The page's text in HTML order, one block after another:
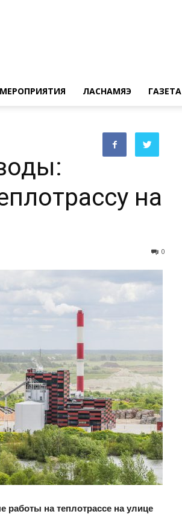
МЕРОПРИЯТИЯ ЛАСНАМЯЭ ГАЗЕТА
на
0
работы на теплотрассе на улице